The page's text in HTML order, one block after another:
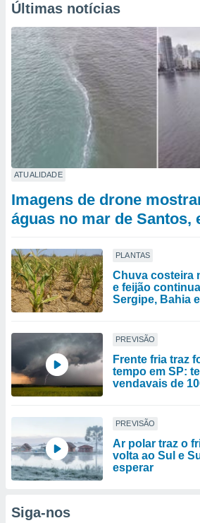
Últimas notícias
ATUALIDADE
Imagens de drone
águas no mar de Santos,
PLANTAS
Chuva costeira
e feijão
Sergipe, Bahia
PREVISÃO
Frente fria traz
tempo em SP:
vendavais de
PREVISÃO
Ar polar traz o
volta ao Sul e
esperar
Siga-nos